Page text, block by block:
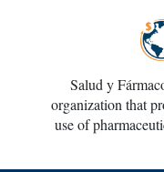
Salud y
organization that
use of